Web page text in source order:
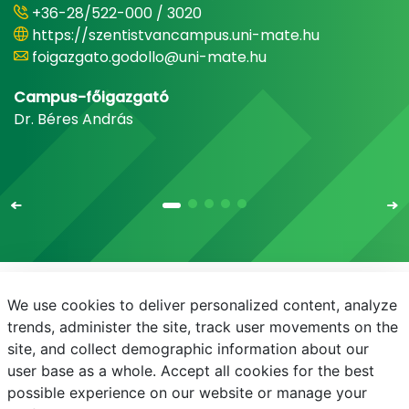
+36-28/522-000 / 3020
https://szentistvancampus.uni-mate.hu
foigazgato.godollo@uni-mate.hu
Campus-főigazgató
Dr. Béres András
E-mail Telefonkönyv NEPTUN
E-learning
Adatvédelem
We use cookies to deliver personalized content, analyze
trends, administer the site, track user movements on the
site, and collect demographic information about our
user base as a whole. Accept all cookies for the best
possible experience on our website or manage your